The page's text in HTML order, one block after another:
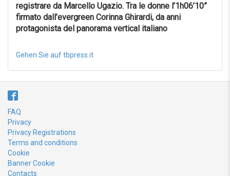
registrare da Marcello Ugazio. Tra le donne l’1h06’10”
firmato dall’evergreen Corinna Ghirardi, da anni
protagonista del panorama vertical italiano
Gehen Sie auf tbpress.it
FAQ
Privacy
Privacy Registrations
Terms and conditions
Cookie
Banner Cookie
Contacts